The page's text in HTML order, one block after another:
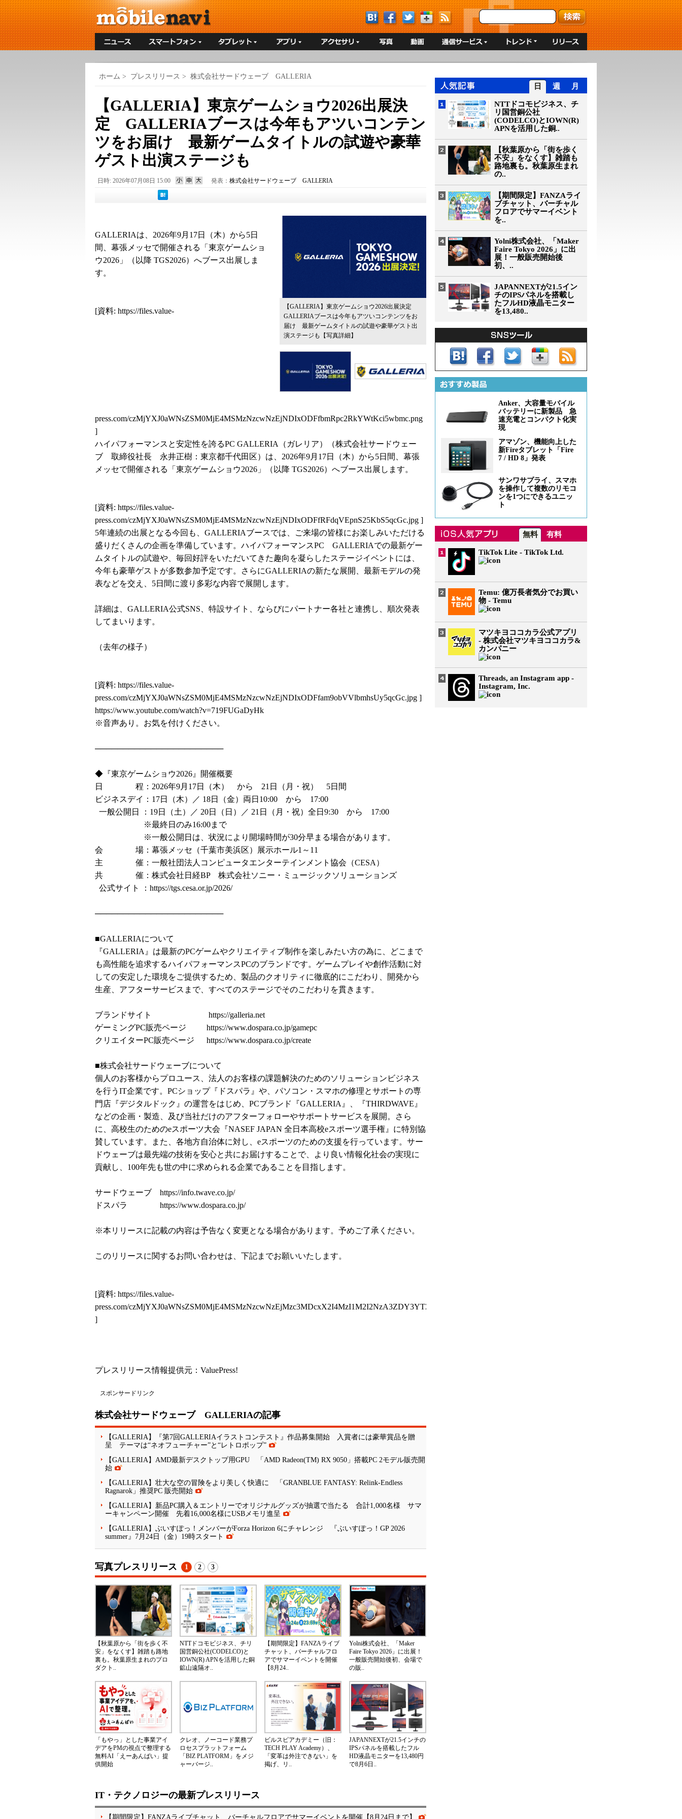
ホーム > プレスリリース > 株式会社サードウェーブ GALLERIA
【GALLERIA】東京ゲームショウ2026出展決
定 GALLERIAブースは今年もアツいコンテン
ツをお届け 最新ゲームタイトルの試遊や豪華
ゲスト出演ステージも
日時: 2026年07月08日 15:00 発表： 株式会社サードウェーブ GALLERIA
【GALLERIA】東京ゲームショウ2026出展決定
GALLERIAブースは今年もアツいコンテンツをお
届け 最新ゲームタイトルの試遊や豪華ゲスト出
演ステージも
【写真詳細】
GALLERIAは、2026年9月17日（木）から5日
間、幕張メッセで開催される「東京ゲームショ
ウ2026」（以降 TGS2026）へブース出展しま
す。
[資料: https://files.value-
press.com/czMjYXJ0aWNsZSM0MjE4MSMzNzcwNzEjNDIxODFfbmRpc2RkYWtKci5wbmc.png
]
ハイパフォーマンスと安定性を誇るPC GALLERIA（ガレリア）（株式会社サードウェー
ブ 取締役社長 永井正樹：東京都千代田区）は、2026年9月17日（木）から5日間、幕張
メッセで開催される「東京ゲームショウ2026」（以降 TGS2026）へブース出展します。
[資料: https://files.value-
press.com/czMjYXJ0aWNsZSM0MjE4MSMzNzcwNzEjNDIxODFfRFdqVEpnS25KbS5qcGc.jpg ]
5年連続の出展となる今回も、GALLERIAブースでは、ご来場の皆様にお楽しみいただける
盛りだくさんの企画を準備しています。ハイパフォーマンスPC GALLERIAでの最新ゲー
ムタイトルの試遊や、毎回好評をいただいてきた趣向を凝らしたステージイベントには、
今年も豪華ゲストが多数参加予定です。さらにGALLERIAの新たな展開、最新モデルの発
表などを交え、5日間に渡り多彩な内容で展開します。
詳細は、GALLERIA公式SNS、特設サイト、ならびにパートナー各社と連携し、順次発表
してまいります。
（去年の様子）
[資料: https://files.value-
press.com/czMjYXJ0aWNsZSM0MjE4MSMzNzcwNzEjNDIxODFfam9obVVlbmhsUy5qcGc.jpg ]
https://www.youtube.com/watch?v=719FUGaDyHk
※音声あり。お気を付けください。
───────────────────────
◆『東京ゲームショウ2026』開催概要
日 程：2026年9月17日（木） から 21日（月・祝） 5日間
ビジネスデイ：17日（木）／ 18日（金）両日10:00 から 17:00
一般公開日 ：19日（土）／ 20日（日）／ 21日（月・祝）全日9:30 から 17:00
※最終日のみ16:00まで
※一般公開日は、状況により開場時間が30分早まる場合があります。
会 場：幕張メッセ（千葉市美浜区）展示ホール1～11
主 催：一般社団法人コンピュータエンターテインメント協会（CESA）
共 催：株式会社日経BP 株式会社ソニー・ミュージックソリューションズ
公式サイト ： https://tgs.cesa.or.jp/2026/
───────────────────────
■GALLERIAについて
『GALLERIA』は最新のPCゲームやクリエイティブ制作を楽しみたい方の為に、どこまで
も高性能を追求するハイパフォーマンスPCのブランドです。ゲームプレイや創作活動に対
しての安定した環境をご提供するため、製品のクオリティに徹底的にこだわり、開発から
生産、アフターサービスまで、すべてのステージでそのこだわりを貫きます。
ブランドサイト https://galleria.net
ゲーミングPC販売ページ https://www.dospara.co.jp/gamepc
クリエイターPC販売ページ https://www.dospara.co.jp/create
■株式会社サードウェーブについて
個人のお客様からプロユース、法人のお客様の課題解決のためのソリューションビジネス
を行うIT企業です。PCショップ『ドスパラ』や、パソコン・スマホの修理とサポートの専
門店『デジタルドック』の運営をはじめ、PCブランド『GALLERIA』、『THIRDWAVE』
などの企画・製造、及び当社だけのアフターフォローやサポートサービスを展開。さら
に、高校生のためのeスポーツ大会『NASEF JAPAN 全日本高校eスポーツ選手権』に特別協
賛しています。また、各地方自治体に対し、eスポーツのための支援を行っています。サー
ドウェーブは最先端の技術を安心と共にお届けすることで、より良い情報化社会の実現に
貢献し、100年先も世の中に求められる企業であることを目指します。
サードウェーブ https://info.twave.co.jp/
ドスパラ https://www.dospara.co.jp/
※本リリースに記載の内容は予告なく変更となる場合があります。予めご了承ください。
このリリースに関するお問い合わせは、下記までお願いいたします。
[資料: https://files.value-
press.com/czMjYXJ0aWNsZSM0MjE4MSMzNzcwNzEjMzc3MDcxX2I4MzI1M2I2NzA3ZDY3YTZhYjVlNmRlNzVjNTNiZWMyLnBuZw.png
]
プレスリリース情報提供元： ValuePress!
スポンサードリンク
株式会社サードウェーブ GALLERIAの記事
【GALLERIA】『第7回GALLERIAイラストコンテスト』作品募集開始 入賞者には豪華賞品を贈
呈 テーマは“ネオフューチャー”と“レトロポップ”
【GALLERIA】AMD最新デスクトップ用GPU 「AMD Radeon(TM) RX 9050」搭載PC 2モデル販売開
始
【GALLERIA】壮大な空の冒険をより美しく快適に 「GRANBLUE FANTASY: Relink-Endless
Ragnarok」推奨PC 販売開始
【GALLERIA】新品PC購入＆エントリーでオリジナルグッズが抽選で当たる 合計1,000名様 サマ
ーキャンペーン開催 先着16,000名様にUSBメモリ進呈
【GALLERIA】ぶいすぽっ！メンバーがForza Horizon 6にチャレンジ 『ぶいすぽっ！GP 2026
summer』7月24日（金）19時スタート
写真プレスリリース 1 2 3
【秋葉原から「街を歩く不
安」をなくす】雑踏も路地
裏も。秋葉原生まれのプロ
ダクト..
NTTドコモビジネス、チリ
国営銅公社(CODELCO)と
IOWN(R) APNを活用した銅
鉱山遠隔オ..
【期間限定】FANZAライブ
チャット、バーチャルフロ
アでサマーイベントを開催
【8月24..
Yolni株式会社、「Maker
Faire Tokyo 2026」に出展！
一般販売開始後初、会場で
の販..
「もやっ」とした事業アイ
デアをPMの視点で整理する
無料AI「えーあんばい」提
供開始
クレオ、ノーコード業務プ
ロセスプラットフォーム
「BIZ PLATFORM」をメジ
ャーバージ..
ビルスピアカデミー（旧：
TECH PLAY Academy）、
「変革は外注できない」を
掲げ、リ..
JAPANNEXTが21.5インチの
IPSパネルを搭載したフル
HD液晶モニターを13,480円
で8月6日..
IT・テクノロジーの最新プレスリリース
【期間限定】FANZAライブチャット、バーチャルフロアでサマーイベントを開催【8月24日まで】
日 週 月
NTTドコモビジネス、チ
リ国営銅公社
(CODELCO)とIOWN(R)
APNを活用した銅..
【秋葉原から「街を歩く
不安」をなくす】雑踏も
路地裏も。秋葉原生まれ
の..
【期間限定】FANZAライ
ブチャット、バーチャル
フロアでサマーイベント
を..
Yolni株式会社、「Maker
Faire Tokyo 2026」に出
展！一般販売開始後
初、..
JAPANNEXTが21.5イン
チのIPSパネルを搭載し
たフルHD液晶モニター
を13,480..
Anker、大容量モバイル
バッテリーに新製品 急
速充電とコンパクト化実
現
アマゾン、機能向上した
新Fireタブレット「Fire
7 / HD 8」発表
サンワサプライ、スマホ
を操作して複数のリモコ
ンを1つにできるユニッ
ト
無料 有料
TikTok Lite - TikTok Ltd.
Temu: 億万長者気分でお買い
物 - Temu
マツキヨココカラ公式アプリ
- 株式会社マツキヨココカラ&
カンパニー
Threads, an Instagram app -
Instagram, Inc.